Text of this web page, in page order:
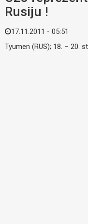
Rusiju !
17.11.2011 - 05:51
Tyumen (RUS); 18. – 20.